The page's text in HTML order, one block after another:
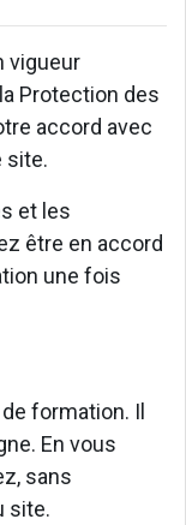
vigueur
Protection des
accord avec
site.
et les
être en accord
une fois
formation. Il
En vous
sans
site.